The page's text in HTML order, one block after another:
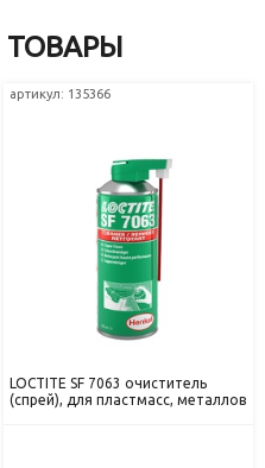
артикул: 135366
LOCTITE SF 7063 очиститель
(спрей), для пластмасс, металлов